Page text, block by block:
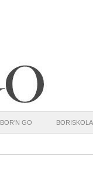
BOR’N GO BORISKOLA